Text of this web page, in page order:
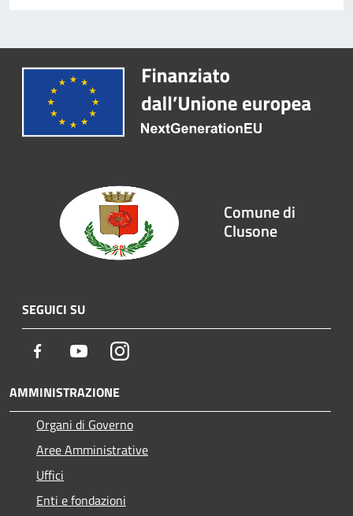
Comune di
Clusone
SEGUICI SU
Facebook YoutubeInstagram
AMMINISTRAZIONE
Organi di Governo
Aree Amministrative
Uffici
Enti e fondazioni